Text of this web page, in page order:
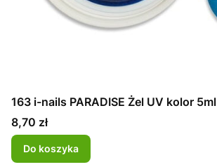
163 i-nails PARADISE Żel UV kolor 5ml
Cena
8,70 zł
Do koszyka